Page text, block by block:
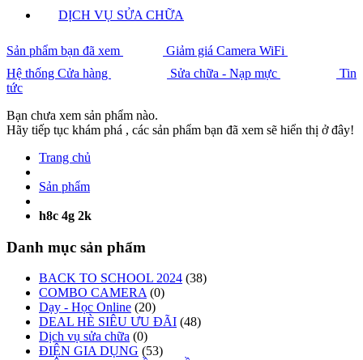
DỊCH VỤ SỬA CHỮA
Sản phẩm bạn đã xem
Giảm giá Camera WiFi
Hệ thống Cửa hàng
Sửa chữa - Nạp mực
Tin
tức
Bạn chưa xem sản phẩm nào.
Hãy tiếp tục khám phá , các sản phẩm bạn đã xem sẽ hiển thị ở đây!
Trang chủ
Sản phẩm
h8c 4g 2k
Danh mục sản phẩm
BACK TO SCHOOL 2024 (38)
COMBO CAMERA (0)
Dạy - Học Online (20)
DEAL HÈ SIÊU ƯU ĐÃI (48)
Dịch vụ sửa chữa (0)
ĐIỆN GIA DỤNG (53)